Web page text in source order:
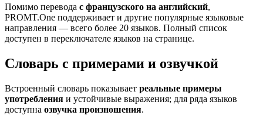
Помимо перевода с французского на английский,
PROMT.One поддерживает и другие популярные языковые
направления — всего более 20 языков. Полный список
доступен в переключателе языков на странице.
Словарь с примерами и озвучкой
Встроенный словарь показывает реальные примеры
употребления и устойчивые выражения; для ряда языков
доступна озвучка произношения.